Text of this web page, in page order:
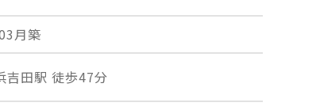
月築
吉田駅 徒歩47分